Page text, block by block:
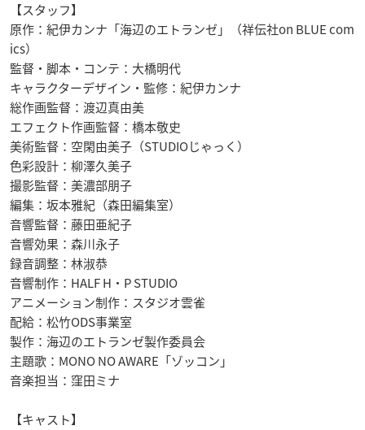
【スタッフ】
原作：紀伊カンナ「海辺のエトランゼ」（祥伝社on BLUE com
ics）
監督・脚本・コンテ：大橋明代
キャラクターデザイン・監修：紀伊カンナ
総作画監督：渡辺真由美
エフェクト作画監督：橋本敬史
美術監督：空閑由美子（STUDIOじゃっく）
色彩設計：柳澤久美子
撮影監督：美濃部朋子
編集：坂本雅紀（森田編集室）
音響監督：藤田亜紀子
音響効果：森川永子
録音調整：林淑恭
音響制作：HALF H・P STUDIO
アニメーション制作：スタジオ雲雀
配給：松竹ODS事業室
製作：海辺のエトランゼ製作委員会
主題歌：MONO NO AWARE「ゾッコン」
音楽担当：窪田ミナ
【キャスト】